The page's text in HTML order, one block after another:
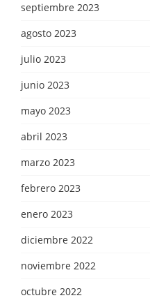
septiembre 2023
agosto 2023
julio 2023
junio 2023
mayo 2023
abril 2023
marzo 2023
febrero 2023
enero 2023
diciembre 2022
noviembre 2022
octubre 2022